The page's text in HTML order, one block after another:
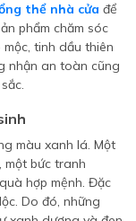
thể nhà cửa để
phẩm chăm sóc
tinh dầu thiên
nhận an toàn cũng
màu xanh lá. Một
một bức tranh
hợp mệnh. Đặc
Do đó, những